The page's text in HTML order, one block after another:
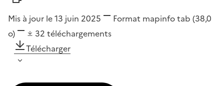
Mis à jour le 13 juin 2025 Format mapinfo tab (38,0
o)
32 téléchargements
Télécharger